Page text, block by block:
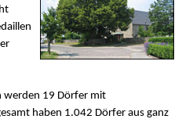
werden 19 Dörfer mit
haben 1.042 Dörfer aus ganz